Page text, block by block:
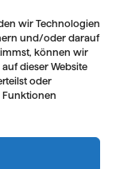
wir Technologien
und/oder darauf
können wir
dieser Website
oder
Funktionen